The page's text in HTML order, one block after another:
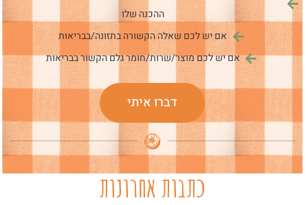
ההכנה שלו
אם יש לכם שאלה הקשורה בתזונה/בבריאות
אם יש לכם מוצר/שרות/חומר גלם הקשור בבריאות
דברו איתי
כתבות אחרונות